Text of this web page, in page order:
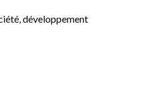
développement